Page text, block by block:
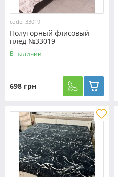
code: 33019
Полуторный флисовый
плед №33019
В наличии
698 грн